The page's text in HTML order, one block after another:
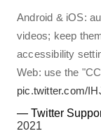
Android & iOS:
videos; keep
accessibility
Web: use the
pic.twitter.com/
— Twitter
2021